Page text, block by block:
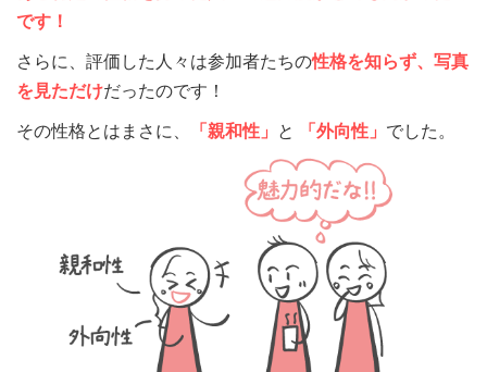
です！
さらに、評価した人々は参加者たちの性格を知らず、写真
を見ただけだったのです！
その性格とはまさに、
「親和性」 と 「外向性」 でした。